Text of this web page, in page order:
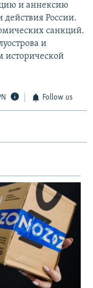
и аннексию
России.
санкций.
и
исторической
Follow us